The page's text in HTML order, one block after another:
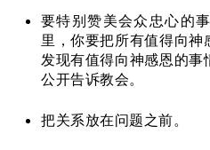
要特别赞美会众忠心的
里，你要把所有值得向
发现有值得向神感恩的
公开告诉教会。
把关系放在问题之前。